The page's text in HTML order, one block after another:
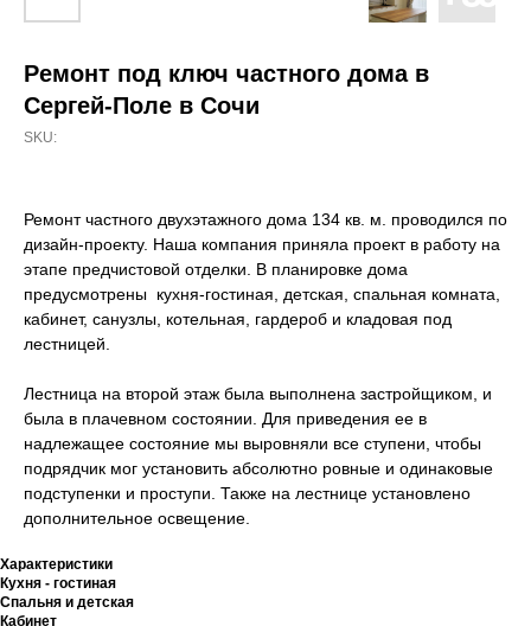
Ремонт под ключ частного дома в
Сергей-Поле в Сочи
SKU:
Ремонт частного двухэтажного дома 134 кв. м. проводился по
дизайн-проекту. Наша компания приняла проект в работу на
этапе предчистовой отделки. В планировке дома
предусмотрены кухня-гостиная, детская, спальная комната,
кабинет, санузлы, котельная, гардероб и кладовая под
лестницей.
Лестница на второй этаж была выполнена застройщиком, и
была в плачевном состоянии. Для приведения ее в
надлежащее состояние мы выровняли все ступени, чтобы
подрядчик мог установить абсолютно ровные и одинаковые
подступенки и проступи. Также на лестнице установлено
дополнительное освещение.
Характеристики
Кухня - гостиная
Спальня и детская
Кабинет